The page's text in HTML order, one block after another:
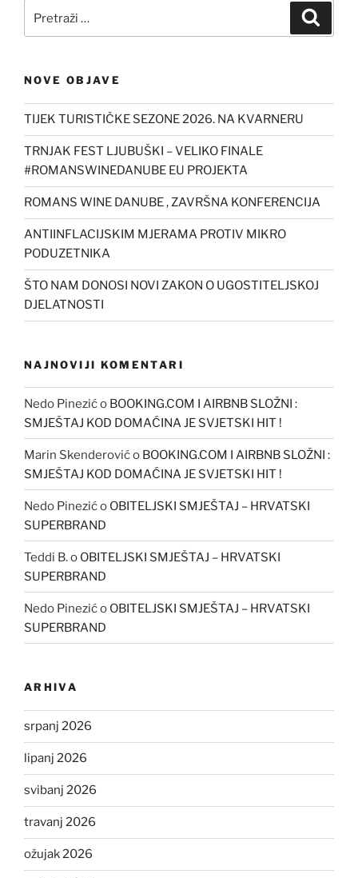
NOVE OBJAVE
TIJEK TURISTIČKE SEZONE 2026. NA KVARNERU
TRNJAK FEST LJUBUŠKI – VELIKO FINALE
#ROMANSWINEDANUBE EU PROJEKTA
ROMANS WINE DANUBE , ZAVRŠNA KONFERENCIJA
ANTIINFLACIJSKIM MJERAMA PROTIV MIKRO
PODUZETNIKA
ŠTO NAM DONOSI NOVI ZAKON O UGOSTITELJSKOJ
DJELATNOSTI
NAJNOVIJI KOMENTARI
Nedo Pinezićo BOOKING.COM I AIRBNB SLOŽNI :
SMJEŠTAJ KOD DOMAĆINA JE SVJETSKI HIT !
Marin Skenderovićo BOOKING.COM I AIRBNB SLOŽNI :
SMJEŠTAJ KOD DOMAĆINA JE SVJETSKI HIT !
Nedo Pinezićo OBITELJSKI SMJEŠTAJ – HRVATSKI
SUPERBRAND
Teddi B.o OBITELJSKI SMJEŠTAJ – HRVATSKI
SUPERBRAND
Nedo Pinezićo OBITELJSKI SMJEŠTAJ – HRVATSKI
SUPERBRAND
ARHIVA
srpanj 2026
lipanj 2026
svibanj 2026
travanj 2026
ožujak 2026